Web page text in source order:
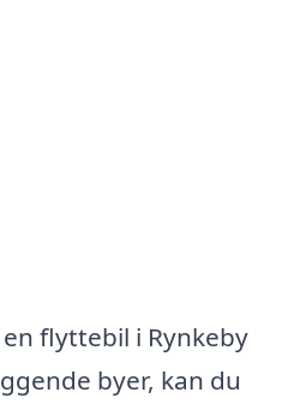
flyttebil i Rynkeby
byer, kan du